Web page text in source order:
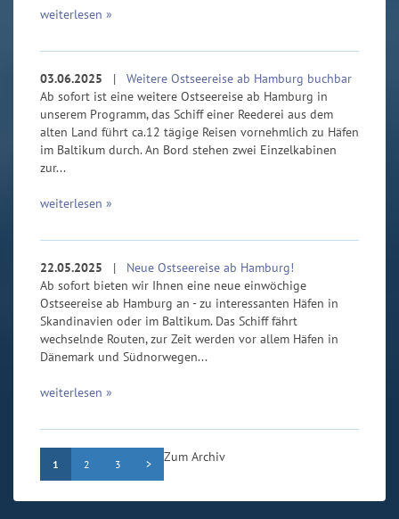
weiterlesen »
03.06.2025 | Weitere Ostseereise ab Hamburg buchbar
Ab sofort ist eine weitere Ostseereise ab Hamburg in
unserem Programm, das Schiff einer Reederei aus dem
alten Land führt ca.12 tägige Reisen vornehmlich zu Häfen
im Baltikum durch. An Bord stehen zwei Einzelkabinen
zur...
weiterlesen »
22.05.2025 | Neue Ostseereise ab Hamburg!
Ab sofort bieten wir Ihnen eine neue einwöchige
Ostseereise ab Hamburg an - zu interessanten Häfen in
Skandinavien oder im Baltikum. Das Schiff fährt
wechselnde Routen, zur Zeit werden vor allem Häfen in
Dänemark und Südnorwegen...
weiterlesen »
1 2 3 > Zum Archiv